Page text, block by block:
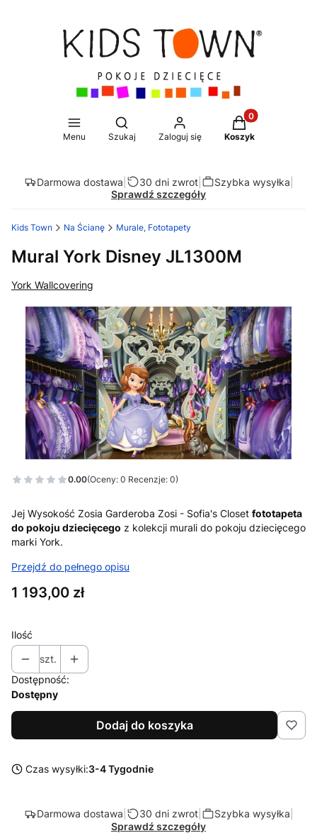
Menu
Otwórz wyszukiwarkę
Szukaj Zaloguj się
Produkty w
Koszyk
Darmowa dostawa 30 dni zwrot| Szybka wysyłka
Sprawdź szczegóły
Kids Town Na Ścianę Murale, Fototapety
Mural York Disney JL1300M
York Wallcovering
0.00(Oceny: 0 Recenzje: 0)
Jej Wysokość Zosia Garderoba Zosi - Sofia's Closet fototapeta
do pokoju dziecięcego z kolekcji murali do pokoju dziecięcego
marki York.
Przejdź do pełnego opisu
Cena
1 193,00 zł
Ilość
szt.
Dostępność:
Dostępny
Dodaj do koszyka
Czas wysyłki:3-4 Tygodnie
Darmowa dostawa 30 dni zwrot| Szybka wysyłka
Sprawdź szczegóły